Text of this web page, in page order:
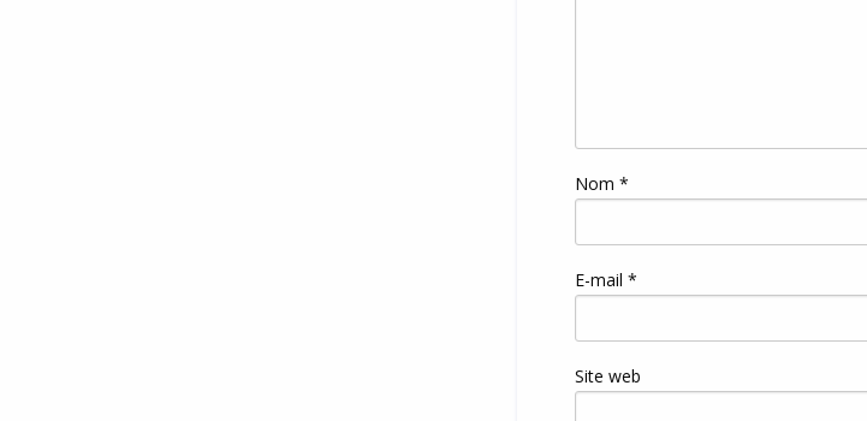
Nom *
E-mail *
Site web